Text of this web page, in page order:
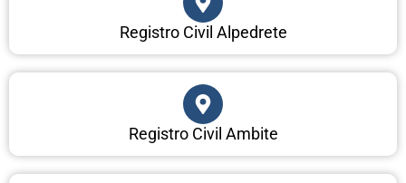
Registro Civil Alpedrete
Registro Civil Ambite